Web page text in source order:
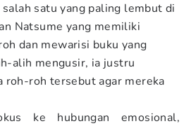
satu yang paling lembut di
Natsume yang memiliki
dan mewarisi buku yang
alih mengusir, ia justru
roh-roh tersebut agar mereka
ke hubungan emosional,